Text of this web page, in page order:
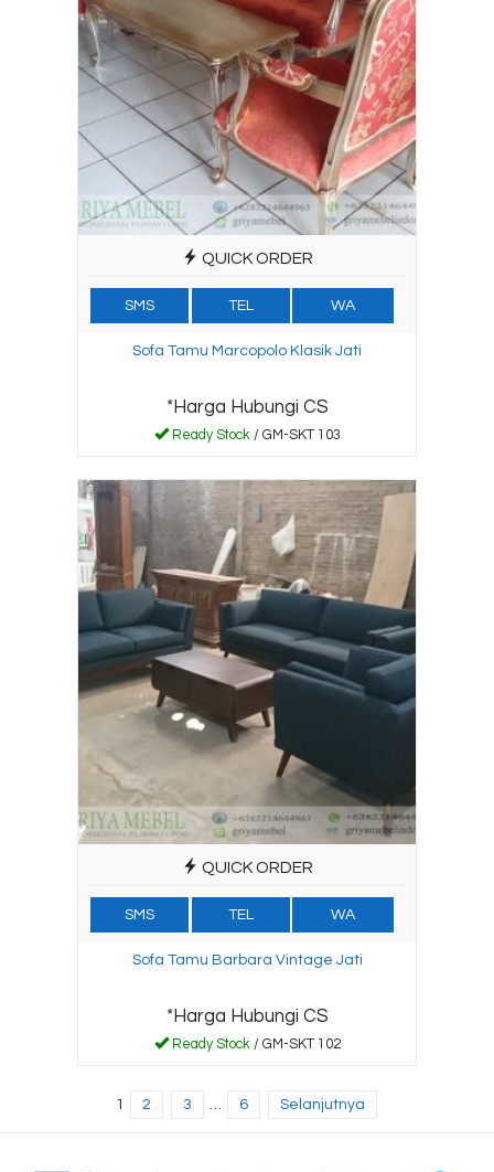
QUICK ORDER
SMS TEL WA
Sofa Tamu Marcopolo Klasik Jati
*Harga Hubungi CS
Ready Stock/ GM-SKT 103
QUICK ORDER
SMS TEL WA
Sofa Tamu Barbara Vintage Jati
*Harga Hubungi CS
Ready Stock/ GM-SKT 102
1 2 3 6 Selanjutnya